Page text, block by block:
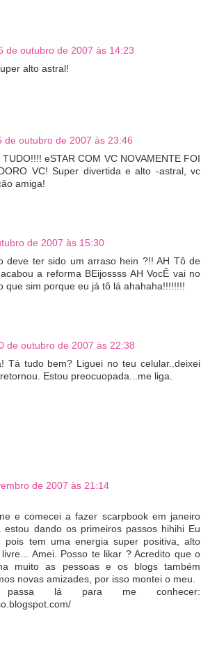
de outubro de 2007 às 14:23
alto astral!
de outubro de 2007 às 23:46
eSTAR COM VC NOVAMENTE FOI
VC! Super divertida e alto -astral, vc
amiga!
de 2007 às 15:30
deve ter sido um arraso hein ?!! AH Tô de
a reforma BEijossss AH VocÊ vai no
que sim porque eu já tô lá ahahaha!!!!!!!!
de outubro de 2007 às 22:38
Tá tudo bem? Liguei no teu celular..deixei
Estou preocuopada...me liga.
de 2007 às 21:14
e comecei a fazer scarpbook em janeiro
dando os primeiros passos hihihi Eu
pois tem uma energia super positiva, alto
Amei. Posso te likar ? Acredito que o
muito as pessoas e os blogs também
novas amizades, por isso montei o meu.
passa lá para me conhecer: